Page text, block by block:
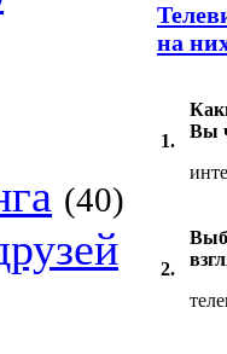
(40)
на
1.
Вы
2.